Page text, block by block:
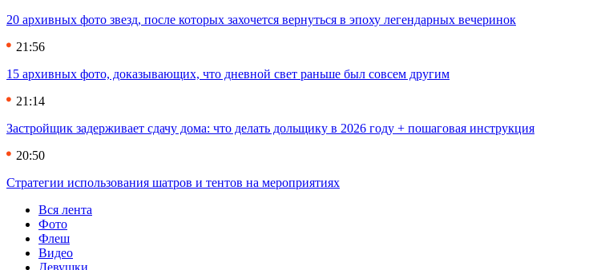
20 архивных фото звезд, после которых захочется вернуться в эпоху легендарных вечеринок
21:56
15 архивных фото, доказывающих, что дневной свет раньше был совсем другим
21:14
Застройщик задерживает сдачу дома: что делать дольщику в 2026 году + пошаговая инструкция
20:50
Стратегии использования шатров и тентов на мероприятиях
Вся лента
Фото
Флеш
Видео
Девушки